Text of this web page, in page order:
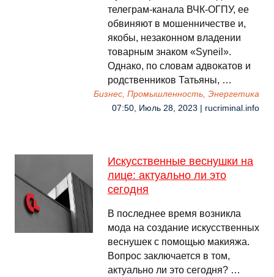
телеграм-канала ВЧК-ОГПУ, ее
обвиняют в мошенничестве и,
якобы, незаконном владении
товарным знаком «Syneil».
Однако, по словам адвокатов и
родственников Татьяны, …
Бизнес, Промышленность, Энергетика
07:50, Июль 28, 2023 | rucriminal.info
Искусственные веснушки на
лице: актуально ли это
сегодня
В последнее время возникла
мода на создание искусственных
веснушек с помощью макияжа.
Вопрос заключается в том,
актуально ли это сегодня? …